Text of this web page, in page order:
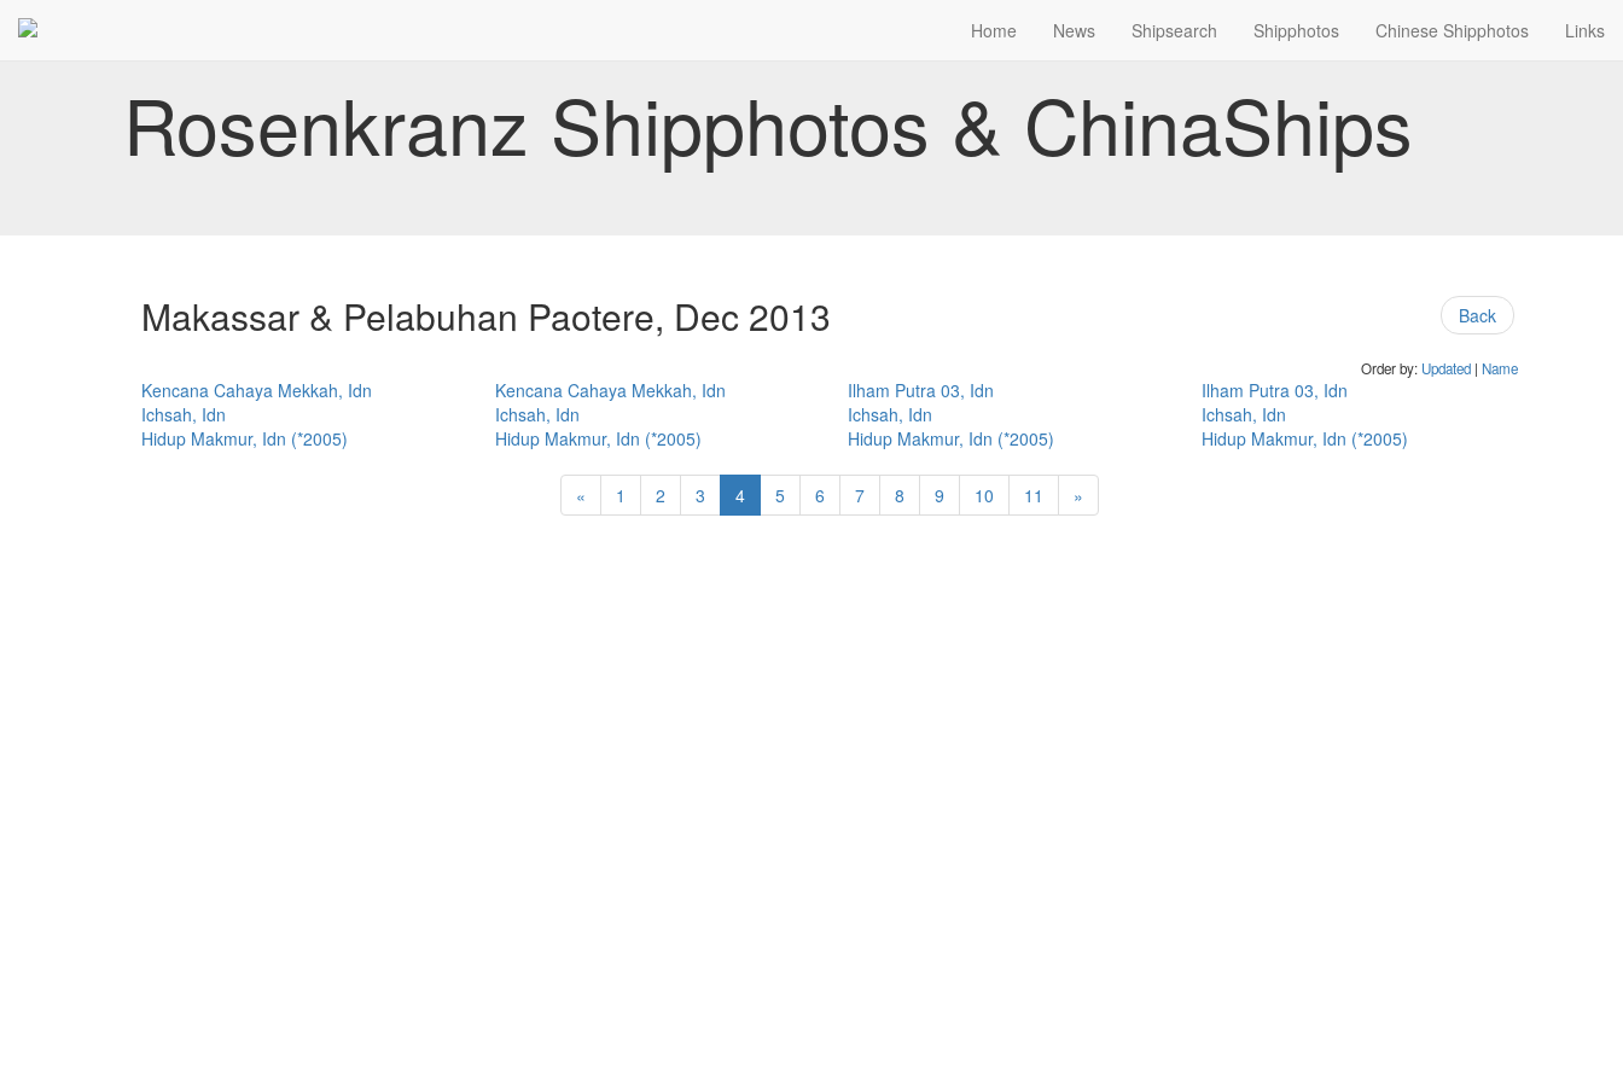
Rosenkranz Shipphotos & ChinaShips
Home News Shipsearch Shipphotos Chinese Shipphotos Links
Makassar & Pelabuhan Paotere, Dec 2013 Back
Order by: Updated | Name
Kencana Cahaya Mekkah, Idn Kencana Cahaya Mekkah, Idn Ilham Putra 03, Idn
Ilham Putra 03, Idn
Ichsah, Idn
Ichsah, Idn Ichsah, Idn
Ichsah, Idn
Hidup Makmur, Idn (*2005)
Hidup Makmur, Idn (*2005) Hidup Makmur, Idn (*2005) Hidup Makmur, Idn (*2005)
« 1 2 3 4 5 6 7 8 9 10 11 »